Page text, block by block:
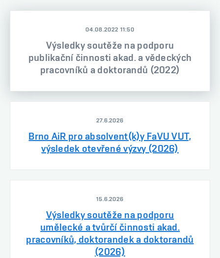
04.08.2022 11:50
Výsledky soutěže na podporu
publikační činnosti akad. a vědeckých
pracovníků a doktorandů (2022)
27.6.2026
Brno AiR pro absolvent(k)y FaVU VUT,
výsledek otevřené výzvy (2026)
15.6.2026
Výsledky soutěže na podporu
umělecké a tvůrčí činnosti akad.
pracovníků, doktorandek a doktorandů
(2026)